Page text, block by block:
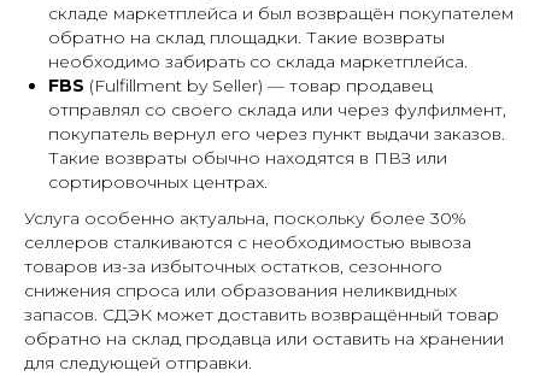
складе маркетплейса и был возвращён покупателем
обратно на склад площадки. Такие возвраты
необходимо забирать со склада маркетплейса.
FBS (Fulfillment by Seller) — товар продавец
отправлял со своего склада или через фулфилмент,
покупатель вернул его через пункт выдачи заказов.
Такие возвраты обычно находятся в ПВЗ или
сортировочных центрах.
Услуга особенно актуальна, поскольку более 30%
селлеров сталкиваются с необходимостью вывоза
товаров из-за избыточных остатков, сезонного
снижения спроса или образования неликвидных
запасов. СДЭК может доставить возвращённый товар
обратно на склад продавца или оставить на хранении
для следующей отправки.